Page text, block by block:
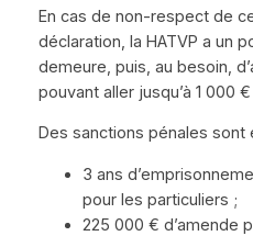
En cas de non-respect de
déclaration, la HATVP a un
demeure, puis, au besoin,
pouvant aller jusqu’à 1 000
Des sanctions pénales sont
3 ans
pour les particuliers ;
225 000 € d’amende